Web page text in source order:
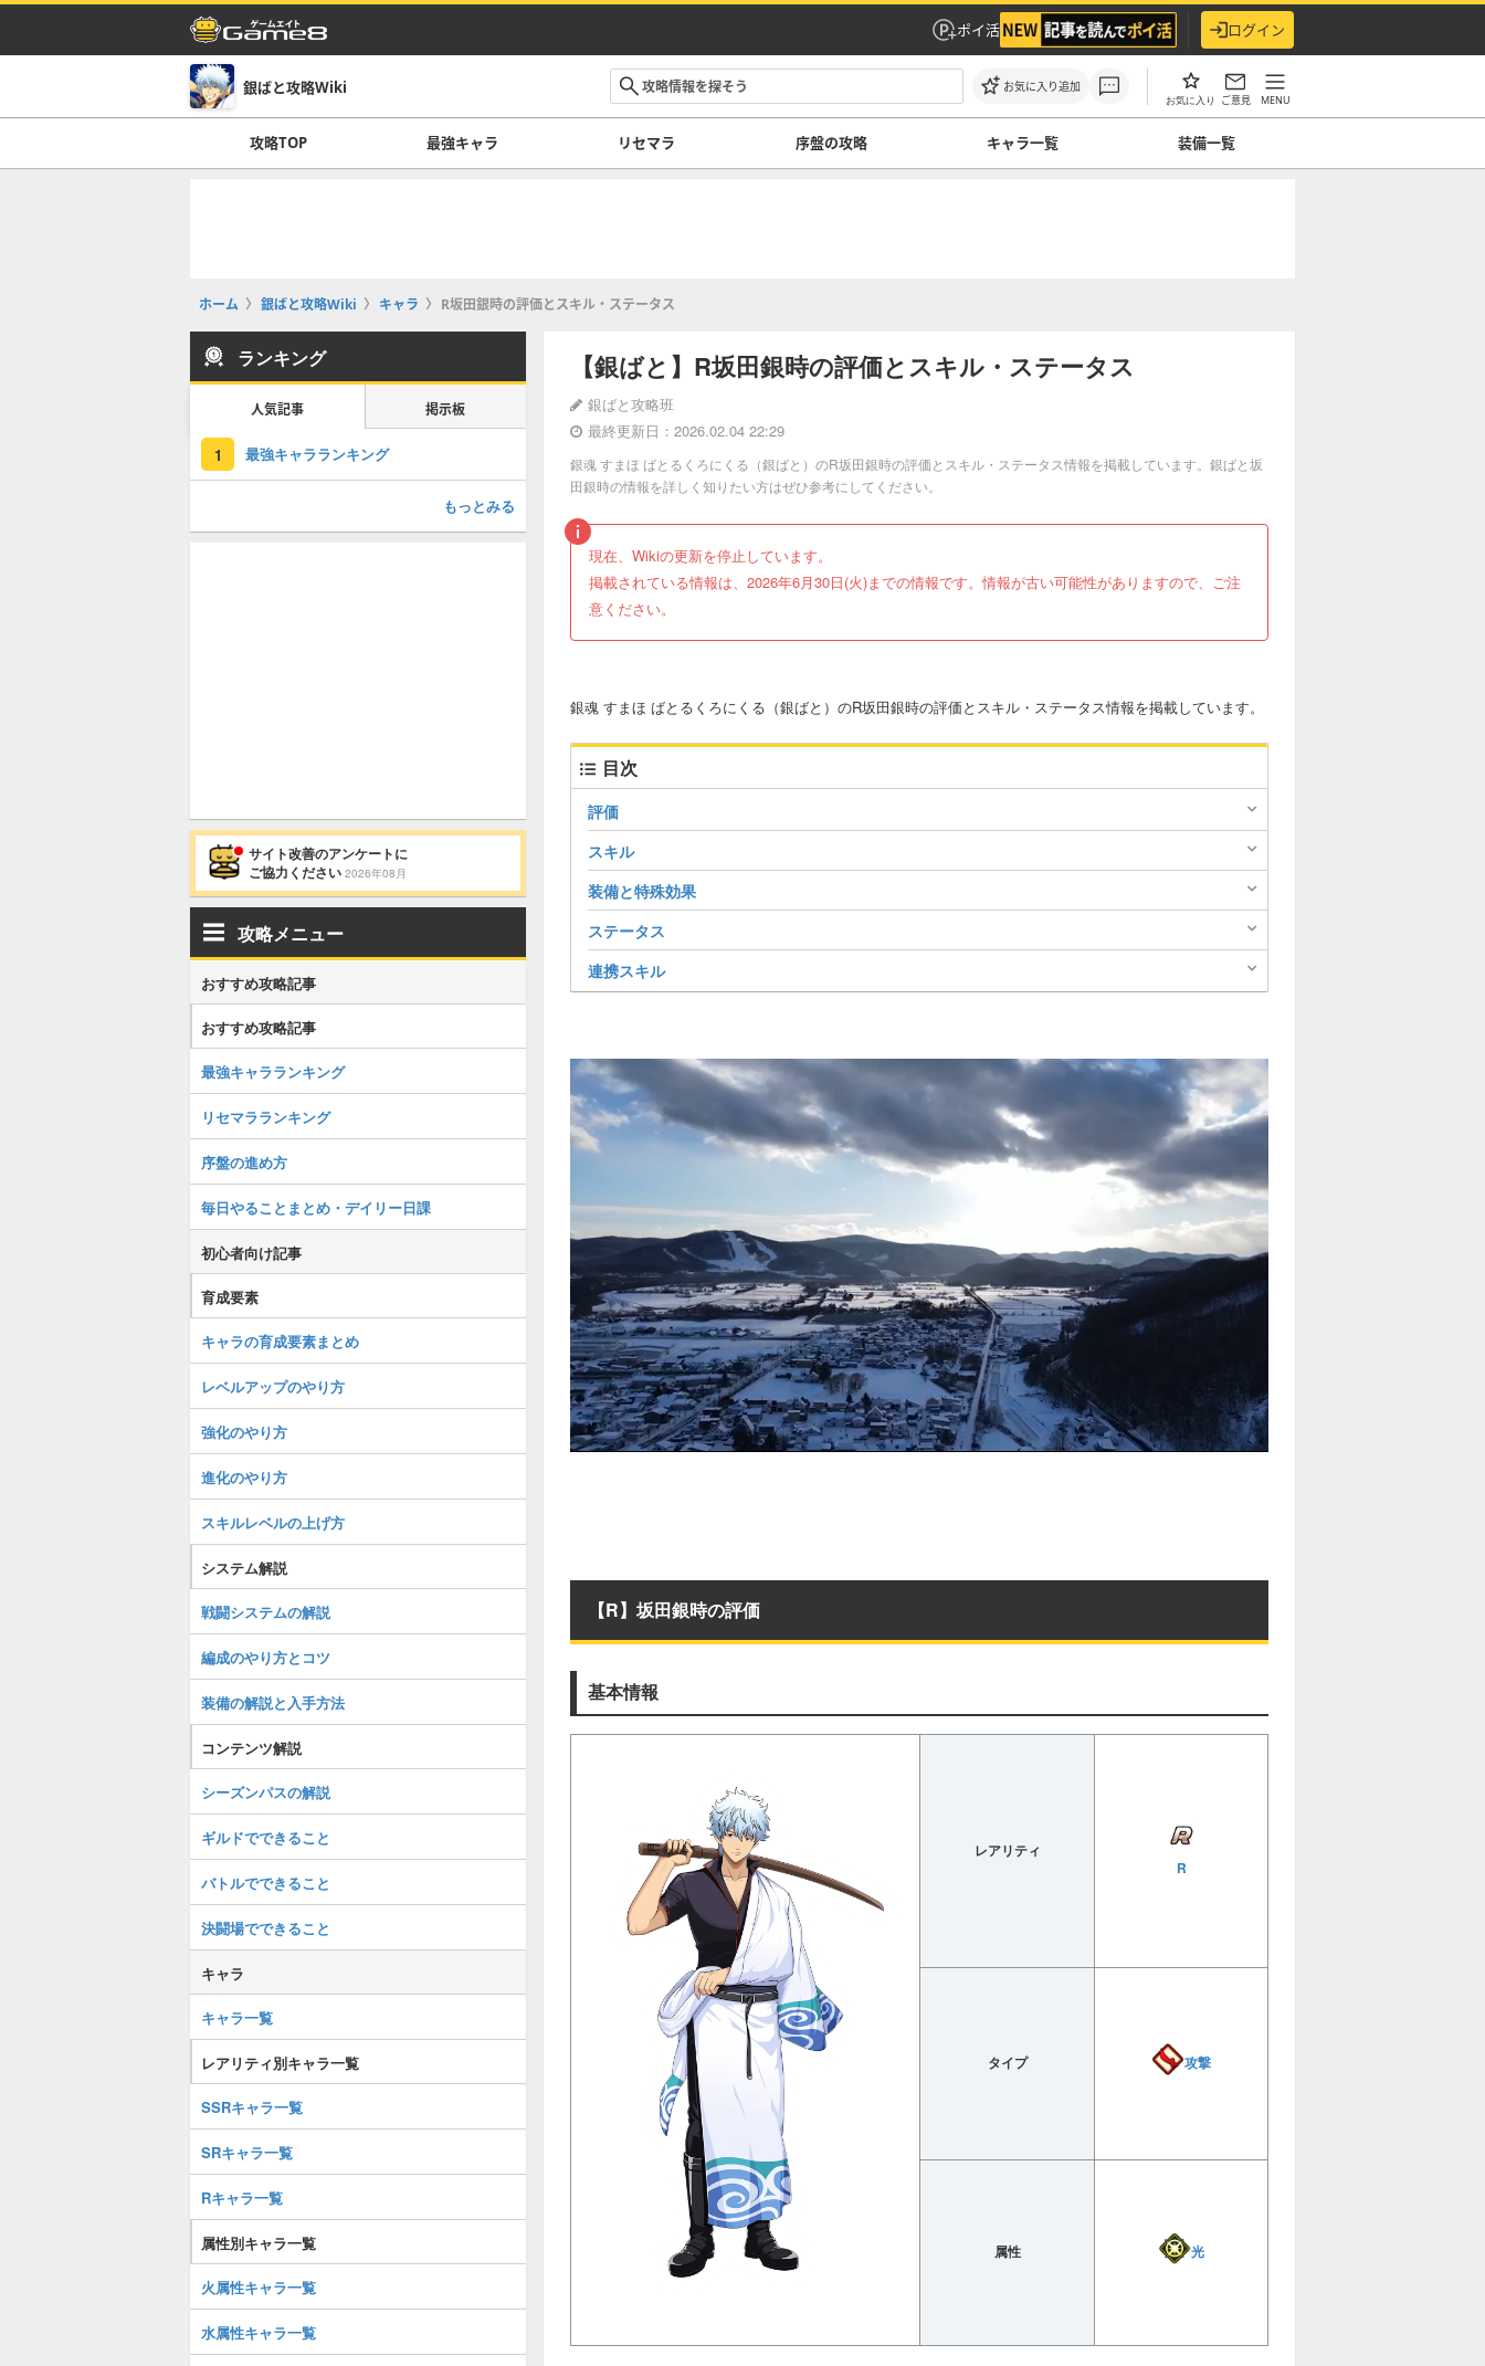
ポイ活 ログイン
銀ばと攻略Wiki お気に入り追加
お気に入り ご意見 MENU
攻略TOP 最強キャラ リセマラ 序盤の攻略 キャラ一覧 装備一覧
ホーム 銀ばと攻略Wiki キャラ R坂田銀時の評価とスキル・ステータス
【銀ばと】R坂田銀時の評価とスキル・ステータス
銀ばと攻略班
最終更新日：2026.02.04 22:29
銀魂 すまほ ばとるくろにくる（銀ばと）のR坂田銀時の評価とスキル・ステータス情報を掲載しています。銀ばと坂
田銀時の情報を詳しく知りたい方はぜひ参考にしてください。
現在、Wikiの更新を停止しています。
掲載されている情報は、2026年6月30日(火)までの情報です。情報が古い可能性がありますので、ご注
意ください。
銀魂 すまほ ばとるくろにくる（銀ばと）のR坂田銀時の評価とスキル・ステータス情報を掲載しています。
目次
評価
スキル
装備と特殊効果
ステータス
連携スキル
【R】坂田銀時の評価
基本情報
レアリティ
R
タイプ 攻撃
属性 光
ランキング
人気記事 掲示板
1 最強キャラランキング
もっとみる
サイト改善のアンケートに
ご協力ください 2026年08月
攻略メニュー
おすすめ攻略記事
おすすめ攻略記事
最強キャラランキング
リセマラランキング
序盤の進め方
毎日やることまとめ・デイリー日課
初心者向け記事
育成要素
キャラの育成要素まとめ
レベルアップのやり方
強化のやり方
進化のやり方
スキルレベルの上げ方
システム解説
戦闘システムの解説
編成のやり方とコツ
装備の解説と入手方法
コンテンツ解説
シーズンパスの解説
ギルドでできること
バトルでできること
決闘場でできること
キャラ
キャラ一覧
レアリティ別キャラ一覧
SSRキャラ一覧
SRキャラ一覧
Rキャラ一覧
属性別キャラ一覧
火属性キャラ一覧
水属性キャラ一覧